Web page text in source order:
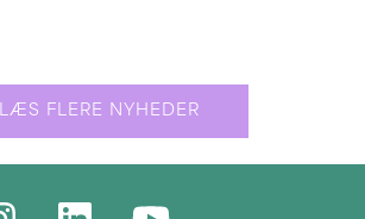
LÆS FLERE NYHEDER